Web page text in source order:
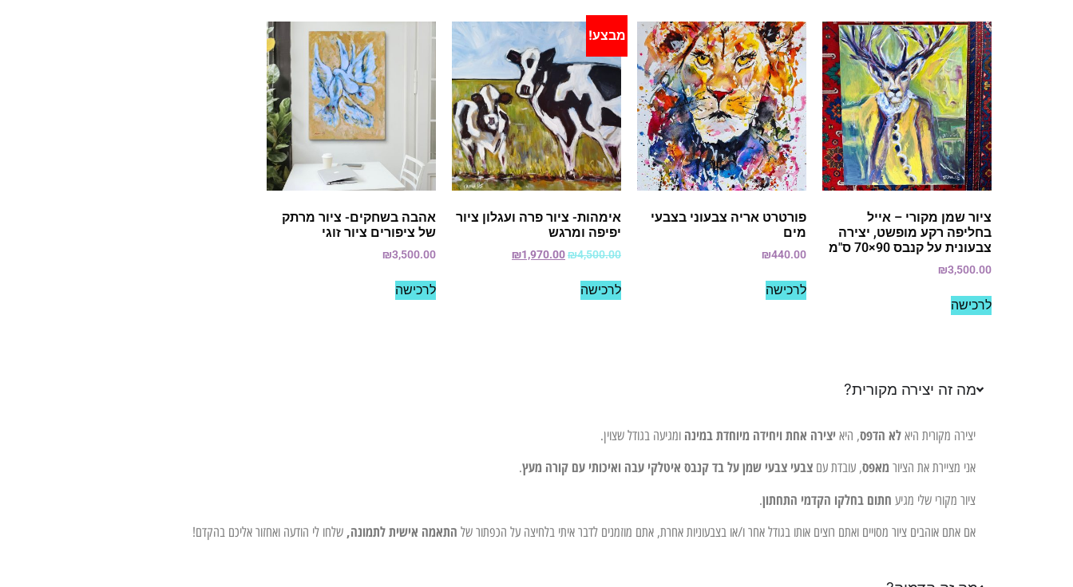
ציור שמן מקורי – אייל
בחליפה רקע מופשט, יצירה
צבעונית על קנבס 90×70 ס"מ
₪3,500.00
לרכישה
פורטרט אריה צבעוני בצבעי
מים
₪440.00
לרכישה
מבצע!
אימהות- ציור פרה ועגלון ציור
יפיפה ומרגש
₪4,500.00
₪1,970.00
לרכישה
אהבה בשחקים- ציור מרתק
של ציפורים ציור זוגי
₪3,500.00
לרכישה
מה זה יצירה מקורית?
יצירה מקורית היא לא הדפס, היא יצירה אחת ויחידה מיוחדת במינה ומגיעה בגודל שצוין.
אני מציירת את הציור מאפס, עובדת עם צבעי צבעי שמן על בד קנבס איטלקי עבה ואיכותי עם קורה מעץ.
ציור מקורי שלי מגיע חתום בחלקו הקדמי התחתון.
אם אתם אוהבים ציור מסויים ואתם רוצים אותו בגודל אחר ו/או בצבעוניות אחרת, אתם מוזמנים לדבר איתי בלחיצה על הכפתור של התאמה אישית לתמונה, שלחו לי הודעה ואחזור אליכם בהקדם!